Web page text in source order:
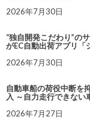
2026年7月30日
“独自開発こだわり”の
がEC自動出荷アプリ「
2026年7月30日
自動車船の荷役中断を
入 ～自力走行できない
2026年7月27日